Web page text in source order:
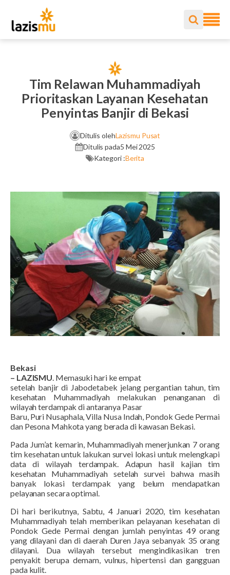
Tim Relawan Muhammadiyah
Prioritaskan Layanan Kesehatan
Penyintas Banjir di Bekasi
Ditulis olehLazismu Pusat
Ditulis pada5 Mei 2025
Kategori :Berita
Bekasi
– LAZISMU. Memasuki hari ke empat
setelah banjir di Jabodetabek jelang pergantian tahun, tim
kesehatan Muhammadiyah melakukan penanganan di
wilayah terdampak diantaranya Pasar
Baru, Puri Nusaphala, Villa Nusa Indah, Pondok Gede Permai
dan Pesona Mahkotayang berada di kawasan Bekasi.
Pada Jum’at kemarin, Muhammadiyahmenerjunkan 7 orang
tim kesehatan untuk lakukan surveilokasi untuk melengkapi
data di wilayah terdampak. Adapun hasil kajian tim
kesehatan Muhammadiyahsetelahsurvei bahwa masih
banyak lokasi terdampak yang belum mendapatkan
pelayanan secara optimal.
Di hari berikutnya, Sabtu, 4Januari 2020, tim kesehatan
Muhammadiyah telah memberikan pelayanan kesehatan di
Pondok Gede Permai dengan jumlah penyintas 49 orang
yang dilayani dandi daerah Duren Jaya sebanyak 35 orang
dilayani. Dua wilayah tersebut mengindikasikan tren
penyakit berupa demam, vulnus, hipertensi dan gangguan
pada kulit.